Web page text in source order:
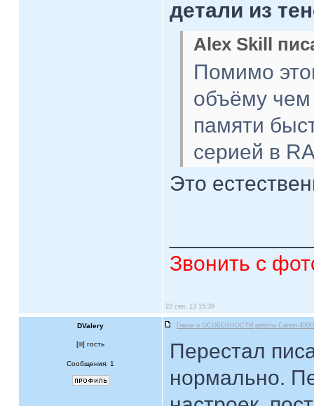
детали из
Alex Skill
Помимо
объёму
памяти
серией в
Это
Звонить с
22 сен, 13 15:39
DValery Глюки и ОСОБЕННОСТИ работы Canon 450D
[ ] гость
Сообщения: 1
Перестал
нормально.